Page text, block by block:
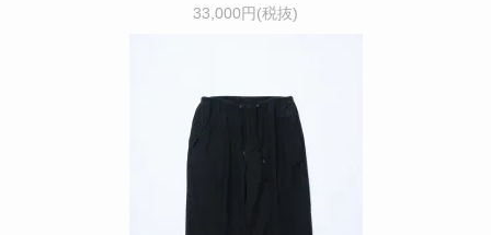
33,000円(税抜)